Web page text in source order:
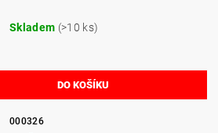
Skladem (>10 ks)
000326